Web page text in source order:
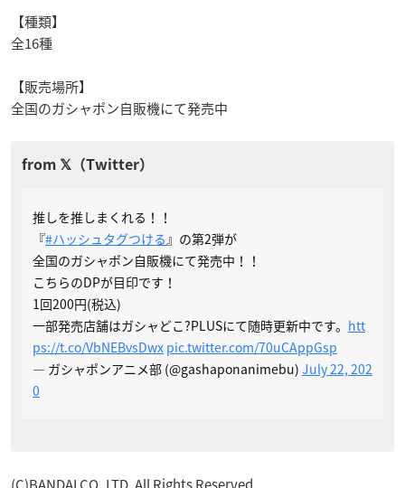
【種類】
全16種
【販売場所】
全国のガシャポン自販機にて発売中
推しを推しまくれる！！
『#ハッシュタグつける』の第2弾が
全国のガシャポン自販機にて発売中！！
こちらのDPが目印です！
1回200円(税込)
一部発売店舗はガシャどこ?PLUSにて随時更新中です。 htt
ps://t.co/VbNEBvsDwx pic.twitter.com/70uCAppGsp
— ガシャポンアニメ部 (@gashaponanimebu) July 22, 202
0